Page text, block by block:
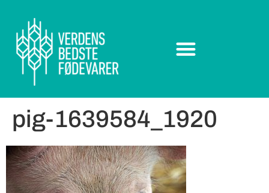
pig-1639584_1920